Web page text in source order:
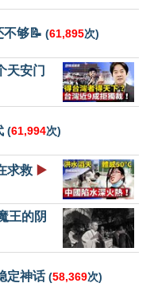
不够📝 (61,895次)
天安门
(61,994次)
求救 ▶️
王的阴
定神话(58,369次)